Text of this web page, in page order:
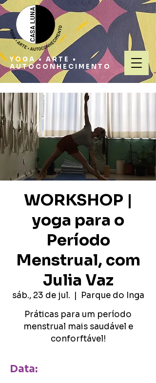
YOGA • ARTE •
AUTOCONHECIMENTO
WORKSHOP |
yoga para o
Período
Menstrual, com
Julia Vaz
sáb., 23 de jul.
Parque do Inga
Práticas para um período
menstrual mais saudável e
conforftável!
Data: